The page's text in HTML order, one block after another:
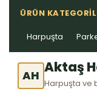
ÜRÜN
Harpuşta
AH Aktaş
Harpuşta ve